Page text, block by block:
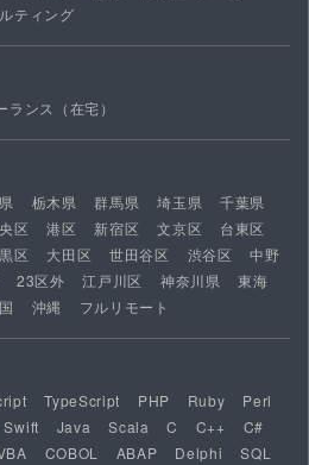
ティング
ランス（在宅）
栃木県 群馬県 埼玉県
千葉県
区 港区 新宿区 文京区
台東区
区 大田区 世田谷区 渋谷区
中野
23区外 江戸川区 神奈川県
東海
沖縄 フルリモート
TypeScript PHP Ruby
Perl
Swift Java Scala C C++
C#
COBOL ABAP Delphi
SQL